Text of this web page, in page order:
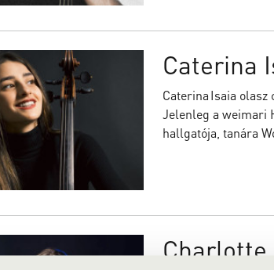
Caterina
Caterina Isaia olasz
Jelenleg a weimari
hallgatója, tanára
Charlotte